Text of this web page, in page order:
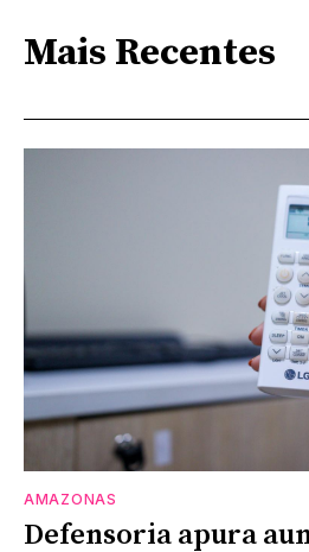
Mais Recentes
AMAZONAS
Defensoria apura